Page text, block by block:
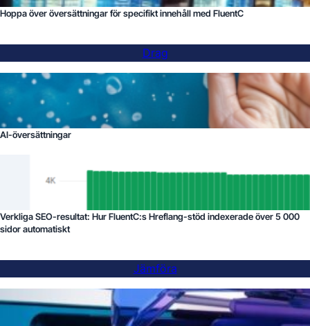
Hoppa över översättningar för specifikt innehåll med FluentC
Drag
AI-översättningar
Verkliga SEO-resultat: Hur FluentC:s Hreflang-stöd indexerade över 5 000
sidor automatiskt
Jämföra